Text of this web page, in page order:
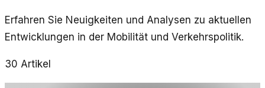
Erfahren Sie Neuigkeiten und Analysen zu aktuellen
Entwicklungen in der Mobilität und Verkehrspolitik.
30 Artikel